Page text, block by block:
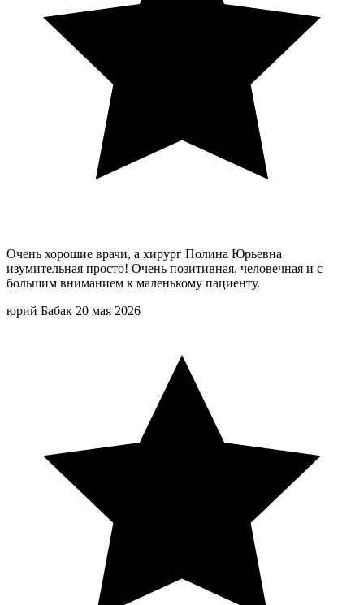
Очень хорошие врачи, а хирург Полина Юрьевна
изумительная просто! Очень позитивная, человечная и с
большим вниманием к маленькому пациенту.
юрий Бабак 20 мая 2026